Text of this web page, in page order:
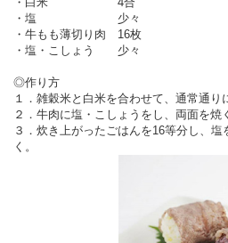
・塩 少々
・牛もも薄切り肉 16枚
・塩・こしょう 少々
◎作り方
１．雑穀米と白米を合わせて、通常通り
２．牛肉に塩・こしょうをし、両面を焼
３．炊き上がったごはんを16等分し、
く。